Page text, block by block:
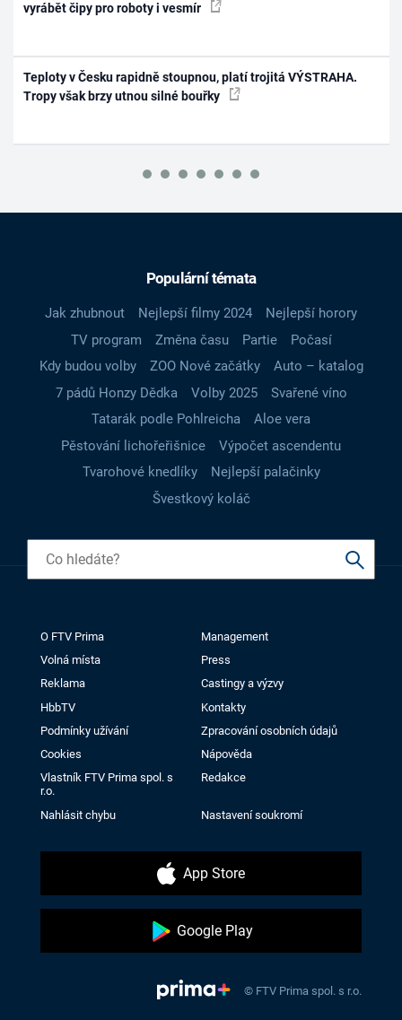
vyrábět čipy pro roboty i vesmír
Teploty v Česku rapidně stoupnou, platí trojitá VÝSTRAHA.
Tropy však brzy utnou silné bouřky
Populární témata
Jak zhubnout Nejlepší filmy 2024
Nejlepší horory
TV program
Změna času Partie
Počasí
Kdy budou volby
ZOO Nové začátky
Auto – katalog
7 pádů Honzy Dědka
Volby 2025
Svařené víno
Tatarák podle Pohlreicha
Aloe vera
Pěstování lichořeřišnice
Výpočet ascendentu
Tvarohové knedlíky
Nejlepší palačinky
Švestkový koláč
O FTV Prima
Management
Volná místa
Press
Reklama
Castingy a výzvy
HbbTV
Kontakty
Podmínky užívání
Zpracování osobních údajů
Cookies
Nápověda
Vlastník FTV Prima spol. s
r.o.
Redakce
Nahlásit chybu Nastavení soukromí
App Store
Google Play
© FTV Prima spol. s r.o.